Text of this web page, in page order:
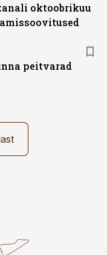
oktoobrikuu
peitvarad